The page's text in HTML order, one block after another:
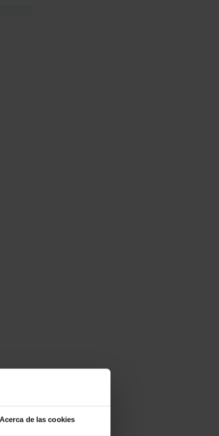
Acerca de las cookies